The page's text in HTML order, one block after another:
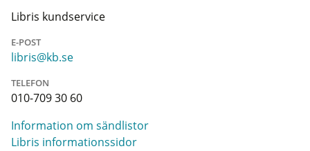
Libris kundservice
E-POST
libris@kb.se
TELEFON
010-709 30 60
Information om sändlistor
Libris informationssidor